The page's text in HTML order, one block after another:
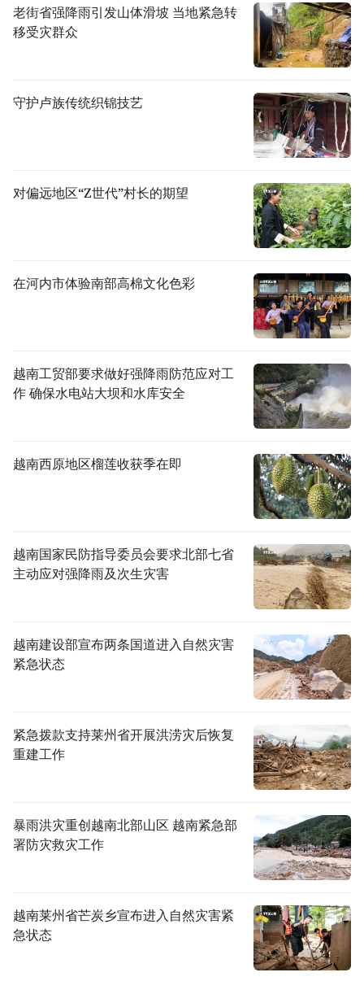
老街省强降雨引发山体滑坡 当地紧急转
移受灾群众
守护卢族传统织锦技艺
对偏远地区“Z世代”村长的期望
在河内市体验南部高棉文化色彩
越南工贸部要求做好强降雨防范应对工
作 确保水电站大坝和水库安全
越南西原地区榴莲收获季在即
越南国家民防指导委员会要求北部七省
主动应对强降雨及次生灾害
越南建设部宣布两条国道进入自然灾害
紧急状态
紧急拨款支持莱州省开展洪涝灾后恢复
重建工作
暴雨洪灾重创越南北部山区 越南紧急部
署防灾救灾工作
越南莱州省芒炭乡宣布进入自然灾害紧
急状态